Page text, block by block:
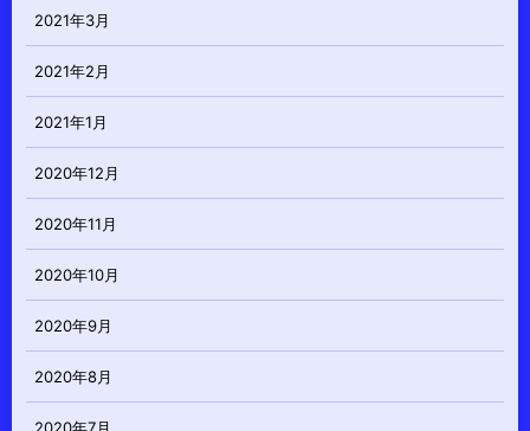
2021年3月
2021年2月
2021年1月
2020年12月
2020年11月
2020年10月
2020年9月
2020年8月